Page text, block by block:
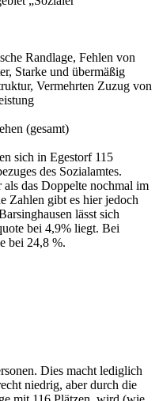
Randlage, Fehlen von
Starke und übermäßig
Vermehrten Zuzug von
(gesamt)
sich in Egestorf 115
des Sozialamtes.
als das Doppelte nochmal im
Zahlen gibt es hier jedoch
lässt sich
bei 4,9% liegt. Bei
bei 24,8 %.
Dies macht lediglich
niedrig, aber durch die